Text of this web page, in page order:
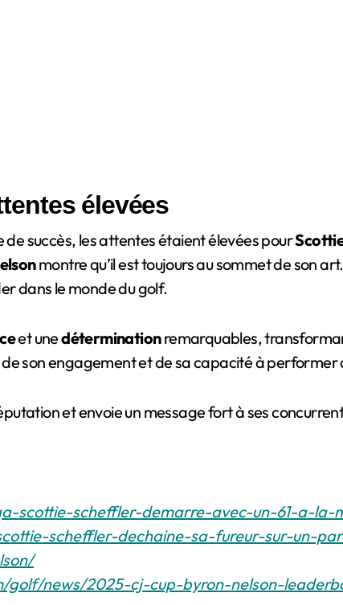
élevées
succès, les attentes étaient élevées pour
montre qu’il est toujours au sommet de son
dans le monde du golf.
et unedéterminationremarquables,
son engagement et de sa capacité à performer
et envoie un message fort à ses
scottie-scheffler-demarre-avec-un-61-a-la-
scheffler-dechaine-sa-fureur-sur-un-
golf/news/2025-cj-cup-byron-nelson-